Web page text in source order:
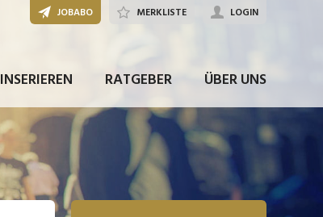
INSERIEREN RATGEBER ÜBER UNS
JOBABO MERKLISTE LOGIN